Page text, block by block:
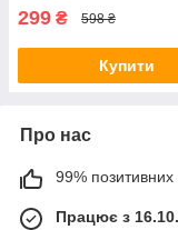
299 ₴ 598 ₴
Купити
Про нас
99% позитивних
Працює з